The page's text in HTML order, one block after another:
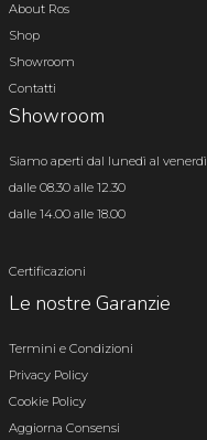
About Ros
Shop
Showroom
Contatti
Showroom
Siamo aperti dal lunedì al venerdì
dalle 08.30 alle 12.30
dalle 14.00 alle 18.00
Certificazioni
Le nostre Garanzie
Termini e Condizioni
Privacy Policy
Cookie Policy
Aggiorna Consensi